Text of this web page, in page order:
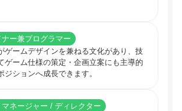
ー兼プログラマー
ゲームデザインを兼ねる文化があり、技
ゲーム仕様の策定・企画立案にも主導的
ジションへ成長できます。
ネージャー / ディレクター